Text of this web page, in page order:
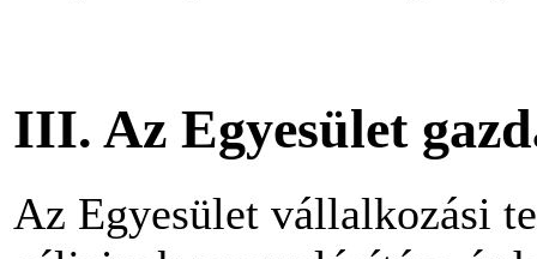
III. Az Egyesület
Az Egyesület vállalkozási